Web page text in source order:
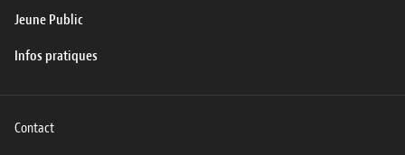
Jeune Public
Infos pratiques
Contact